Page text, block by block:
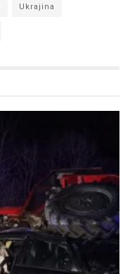
Ukrajina